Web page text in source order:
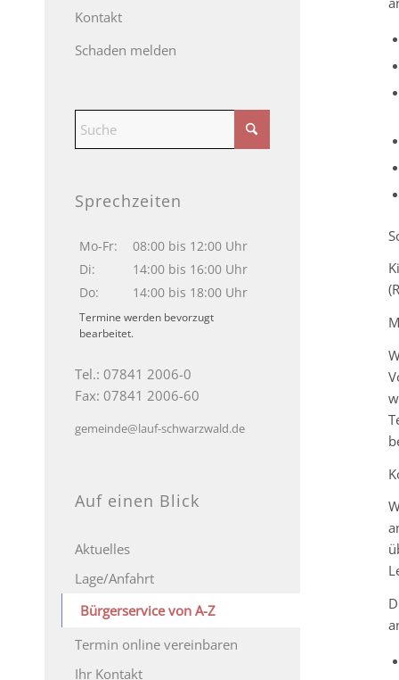
Kontakt
Schaden melden
Sprechzeiten
Mo-Fr:
08:00 bis 12:00 Uhr
Di:
14:00 bis 16:00 Uhr
Do:
14:00 bis 18:00 Uhr
Termine werden bevorzugt
bearbeitet.
Tel.: 07841 2006-0
Fax: 07841 2006-60
gemeinde@lauf-schwarzwald.de
Auf einen Blick
Aktuelles
Lage/Anfahrt
Bürgerservice von A-Z
Termin online vereinbaren
Ihr Kontakt